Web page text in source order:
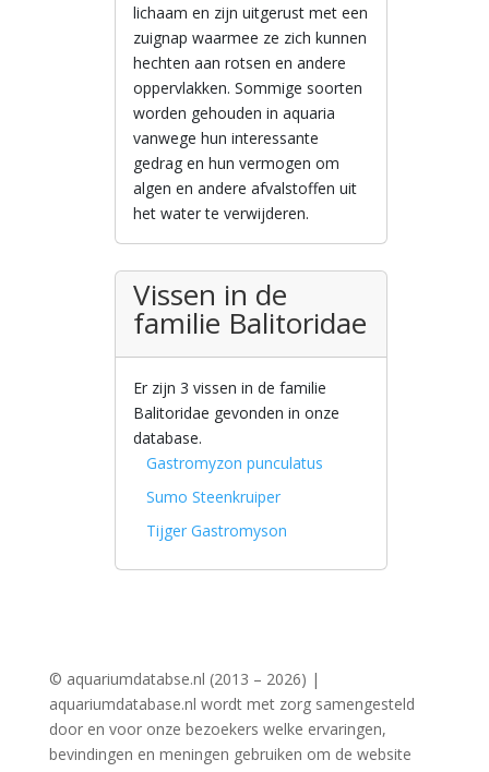
lichaam en zijn uitgerust met een
zuignap waarmee ze zich kunnen
hechten aan rotsen en andere
oppervlakken. Sommige soorten
worden gehouden in aquaria
vanwege hun interessante
gedrag en hun vermogen om
algen en andere afvalstoffen uit
het water te verwijderen.
Vissen in de
familie Balitoridae
Er zijn 3 vissen in de familie
Balitoridae gevonden in onze
database.
Gastromyzon punculatus
Sumo Steenkruiper
Tijger Gastromyson
© aquariumdatabse.nl (2013 – 2026) |
aquariumdatabase.nl wordt met zorg samengesteld
door en voor onze bezoekers welke ervaringen,
bevindingen en meningen gebruiken om de website